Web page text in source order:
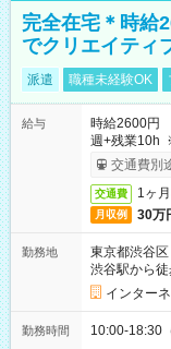
完全在宅＊時給
でクリエイティ
派遣 職種未経験OK
給与
時給2600円
週+残業10h
受取りサー
交通費別
交通費 1ヶ
月収例 30万
勤務地
東京都渋谷区
渋谷駅から
インター
勤務時間 10:00-18:30